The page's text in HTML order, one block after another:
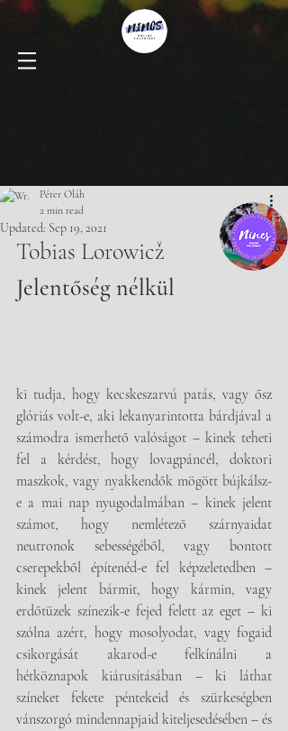
Péter Oláh
2 min read
Updated: Sep 19, 2021
Tobias Lorowicž
Jelentőség nélkül
ki tudja, hogy kecskeszarvú patás, vagy ősz
glóriás volt-e, aki lekanyarintotta bárdjával a
számodra ismerhető valóságot – kinek teheti
fel a kérdést, hogy lovagpáncél, doktori
maszkok, vagy nyakkendők mögött bújkálsz-
e a mai nap nyugodalmában – kinek jelent
számot, hogy nemlétező szárnyaidat
neutronok sebességéből, vagy bontott
cserepekből építenéd-e fel képzeletedben –
kinek jelent bármit, hogy kármin, vagy
erdőtüzek színezik-e fejed felett az eget – ki
szólna azért, hogy mosolyodat, vagy fogaid
csikorgását akarod-e felkínálni a
hétköznapok kiárusításában – ki láthat
színeket fekete péntekeid és szürkeségben
vánszorgó mindennapjaid kiteljesedésében – és